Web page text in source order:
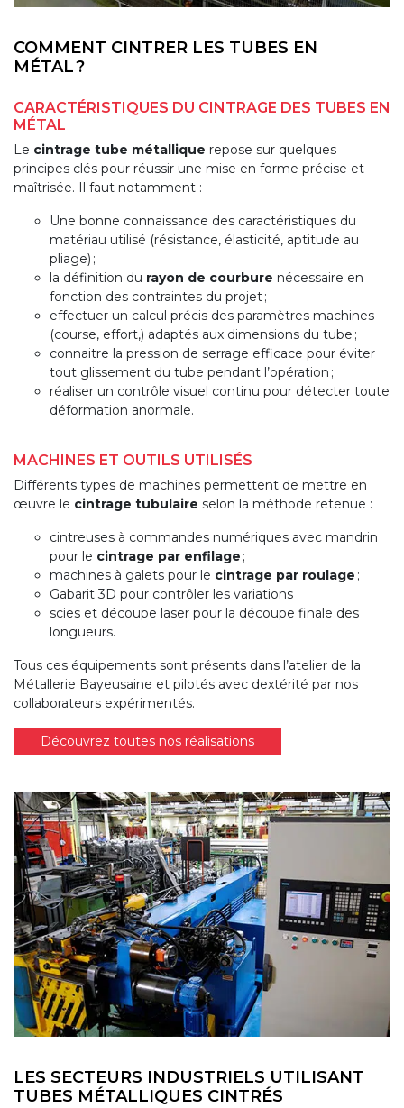
COMMENT CINTRER LES TUBES EN
MÉTAL ?
CARACTÉRISTIQUES DU CINTRAGE DES TUBES EN
MÉTAL
Le cintrage tube métallique repose sur quelques
principes clés pour réussir une mise en forme précise et
maîtrisée. Il faut notamment :
Une bonne connaissance des caractéristiques du
matériau utilisé (résistance, élasticité, aptitude au
pliage) ;
la définition du rayon de courbure nécessaire en
fonction des contraintes du projet ;
effectuer un calcul précis des paramètres machines
(course, effort,) adaptés aux dimensions du tube ;
connaitre la pression de serrage efficace pour éviter
tout glissement du tube pendant l’opération ;
réaliser un contrôle visuel continu pour détecter toute
déformation anormale.
MACHINES ET OUTILS UTILISÉS
Différents types de machines permettent de mettre en
œuvre le cintrage tubulaire selon la méthode retenue :
cintreuses à commandes numériques avec mandrin
pour le cintrage par enfilage ;
machines à galets pour le cintrage par roulage ;
Gabarit 3D pour contrôler les variations
scies et découpe laser pour la découpe finale des
longueurs.
Tous ces équipements sont présents dans l’atelier de la
Métallerie Bayeusaine et pilotés avec dextérité par nos
collaborateurs expérimentés.
Découvrez toutes nos réalisations
LES SECTEURS INDUSTRIELS UTILISANT
TUBES MÉTALLIQUES CINTRÉS